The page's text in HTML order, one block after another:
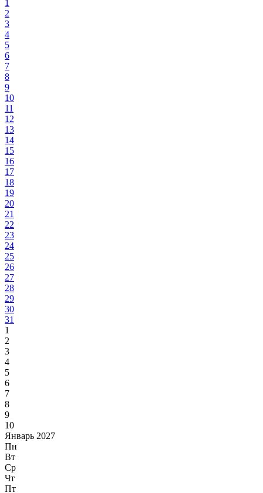
1
2
3
4
5
6
7
8
9
10
11
12
13
14
15
16
17
18
19
20
21
22
23
24
25
26
27
28
29
30
31
1
2
3
4
5
6
7
8
9
10
Январь 2027
Пн
Вт
Ср
Чт
Пт